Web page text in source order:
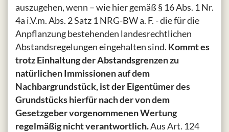
auszugehen, wenn – wie hier gemäß § 16 Abs. 1 Nr.
4a i.V.m. Abs. 2 Satz 1 NRG-BW a. F. - die für die
Anpflanzung bestehenden landesrechtlichen
Abstandsregelungen eingehalten sind. Kommt es
trotz Einhaltung der Abstandsgrenzen zu
natürlichen Immissionen auf dem
Nachbargrundstück, ist der Eigentümer des
Grundstücks hierfür nach der von dem
Gesetzgeber vorgenommenen Wertung
regelmäßig nicht verantwortlich.Aus Art. 124